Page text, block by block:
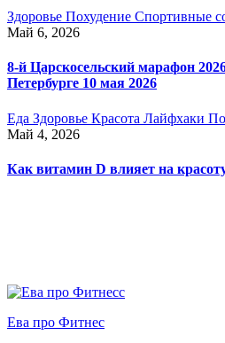
Здоровье Похудение Спортивные
Май 6, 2026
8-й Царскосельский марафон
Петербурге 10 мая 2026
Еда Здоровье Красота Лайфхаки
Май 4, 2026
Как витамин D влияет на
Ева про Фитнес